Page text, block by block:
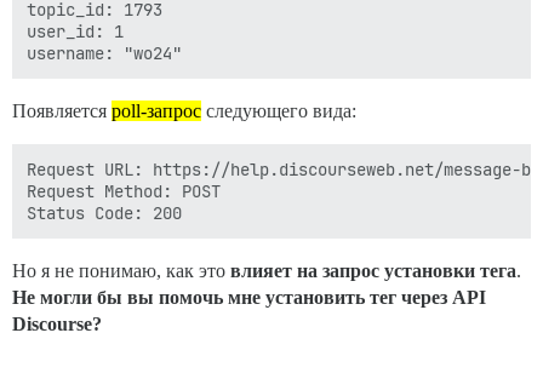
topic_id: 1793
user_id: 1
Появляется poll-запрос следующего вида:
Request URL: https://help.discourseweb.net/message-
Request Method: POST
Но я не понимаю, как это влияет на запрос установки тега.
Не могли бы вы помочь мне установить тег через API
Discourse?